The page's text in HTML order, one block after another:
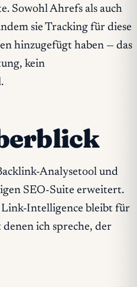
Sowohl Ahrefs als auch
sie Tracking für diese
hinzugefügt haben — das
kein
Analysetool und
SEO-Suite erweitert.
Intelligence bleibt für
ich spreche, der